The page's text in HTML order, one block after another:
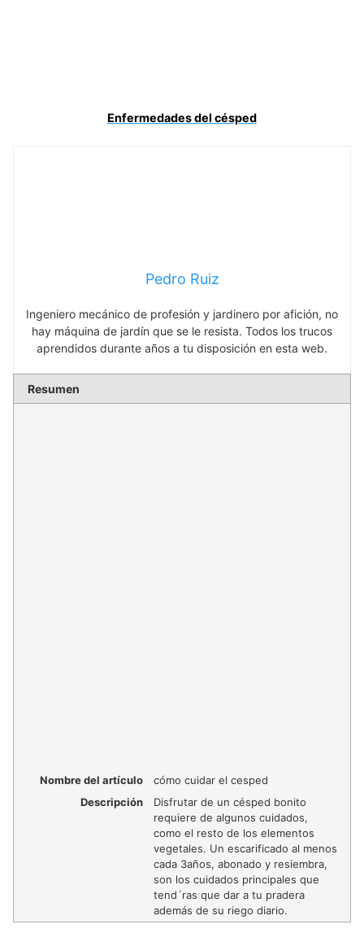
Enfermedades del césped
Pedro Ruiz
Ingeniero mecánico de profesión y jardinero por afición, no
hay máquina de jardín que se le resista. Todos los trucos
aprendidos durante años a tu disposición en esta web.
Resumen
Nombre del artículo
cómo cuidar el cesped
Descripción
Disfrutar de un césped bonito
requiere de algunos cuidados,
como el resto de los elementos
vegetales. Un escarificado al menos
cada 3años, abonado y resiembra,
son los cuidados principales que
tend´ras que dar a tu pradera
además de su riego diario.